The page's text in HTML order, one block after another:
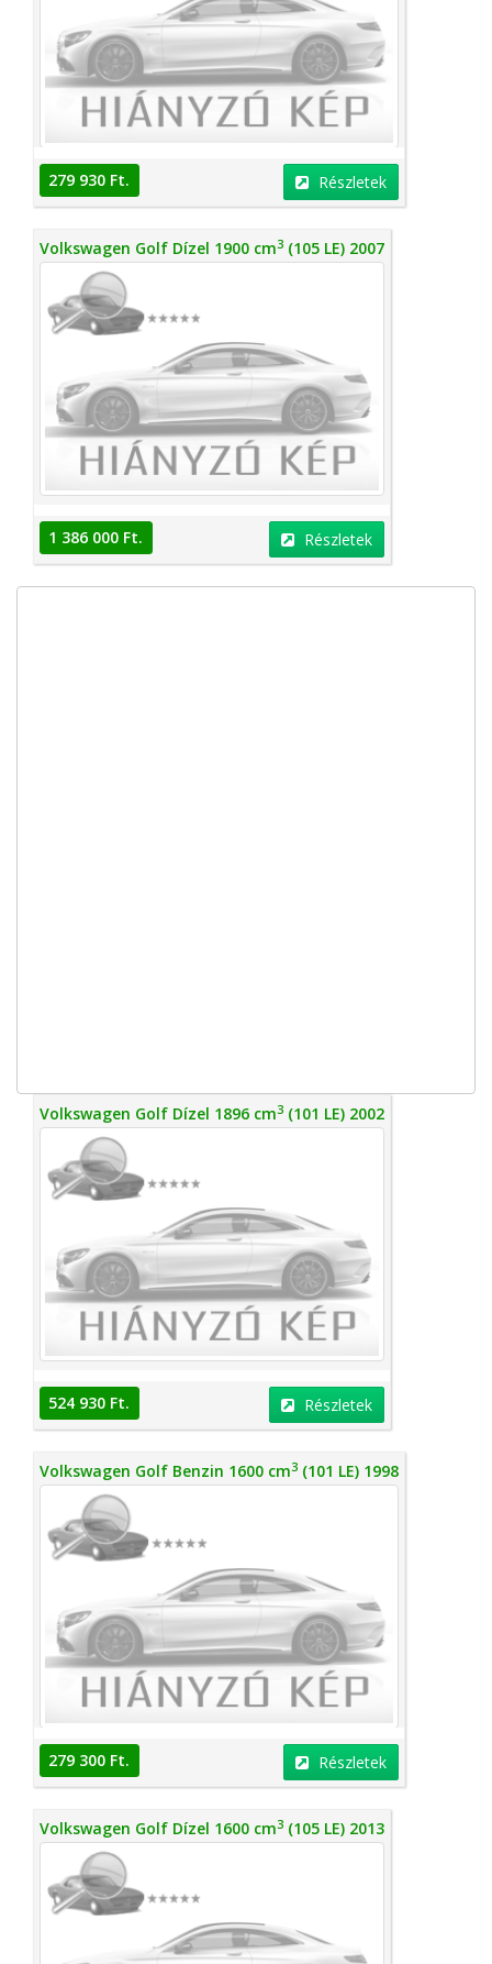
279 930 Ft. Részletek
Volkswagen Golf Dízel 1900 cm3 (105 LE) 2007
1 386 000 Ft. Részletek
Volkswagen Golf Dízel 1896 cm3 (101 LE) 2002
524 930 Ft. Részletek
Volkswagen Golf Benzin 1600 cm3 (101 LE) 1998
279 300 Ft. Részletek
Volkswagen Golf Dízel 1600 cm3 (105 LE) 2013